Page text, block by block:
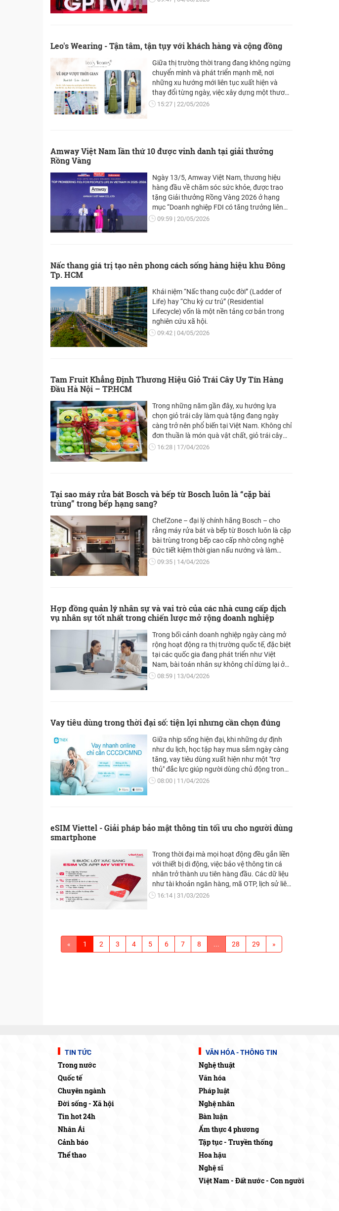
việc công bố.
Leo's Wearing - Tận tâm, tận tụy với khách hàng và cộng đồng
Giữa thị trường thời trang đang không ngừng
chuyển mình và phát triển mạnh mẽ, nơi
những xu hướng mới liên tục xuất hiện và
thay đổi từng ngày, việc xây dựng một thương
hiệu có thể tồn tại lâu dài chưa bao giờ là điều
15:27 22/05/2026
Amway Việt Nam lần thứ 10 được vinh danh tại giải thưởng
Rồng Vàng
Ngày 13/5, Amway Việt Nam, thương hiệu
hàng đầu về chăm sóc sức khỏe, được trao
tặng Giải thưởng Rồng Vàng 2026 ở hạng
mục “Doanh nghiệp FDI có tăng trưởng liên
tục và bền vững”. Đây là lần thứ 10 Amway
09:59 20/05/2026
Nấc thang giá trị tạo nên phong cách sống hàng hiệu khu Đông
Tp. HCM
Khái niệm “Nấc thang cuộc đời” (Ladder of
Life) hay “Chu kỳ cư trú” (Residential
Lifecycle) vốn là một nền tảng cơ bản trong
nghiên cứu xã hội.
09:42 04/05/2026
Tam Fruit Khẳng Định Thương Hiệu Giỏ Trái Cây Uy Tín Hàng
Đầu Hà Nội – TP.HCM
Trong những năm gần đây, xu hướng lựa
chọn giỏ trái cây làm quà tặng đang ngày
càng trở nên phổ biến tại Việt Nam. Không chỉ
đơn thuần là món quà vật chất, giỏ trái cây
còn mang ý nghĩa về sức khỏe, sự tinh tế và
16:28 17/04/2026
Tại sao máy rửa bát Bosch và bếp từ Bosch luôn là “cặp bài
trùng” trong bếp hạng sang?
ChefZone – đại lý chính hãng Bosch – cho
rằng máy rửa bát và bếp từ Bosch luôn là cặp
bài trùng trong bếp cao cấp nhờ công nghệ
Đức tiết kiệm thời gian nấu nướng và làm
sạch. ChefZone cung cấp đa dạng sản phẩm
09:35 14/04/2026
Hợp đồng quản lý nhân sự và vai trò của các nhà cung cấp dịch
vụ nhân sự tốt nhất trong chiến lược mở rộng doanh nghiệp
Trong bối cảnh doanh nghiệp ngày càng mở
rộng hoạt động ra thị trường quốc tế, đặc biệt
tại các quốc gia đang phát triển như Việt
Nam, bài toán nhân sự không chỉ dừng lại ở
tuyển dụng mà còn bao gồm quản lý, tuân thủ
hóa nguồn lực và giảm thiểu rủi ro.
08:59 13/04/2026
Vay tiêu dùng trong thời đại số: tiện lợi nhưng cần chọn đúng
Giữa nhịp sống hiện đại, khi những dự định
như du lịch, học tập hay mua sắm ngày càng
tăng, vay tiêu dùng xuất hiện như một "trợ
thủ" đắc lực giúp người dùng chủ động trong
mọi kế hoạch chi tiêu.
08:00 11/04/2026
eSIM Viettel - Giải pháp bảo mật thông tin tối ưu cho người dùng
smartphone
Trong thời đại mà mọi hoạt động đều gắn liền
với thiết bị di động, việc bảo vệ thông tin cá
nhân trở thành ưu tiên hàng đầu. Các dữ liệu
như tài khoản ngân hàng, mã OTP, lịch sử liên
lạc, danh tính số… đều được xác thực thông
phù hợp bởi công nghệ này mang đến mức độ
bảo mật cao hơn nhiều so với SIM vật lý
16:14 31/03/2026
« 1 2 3 4 5 6 7 8 ... 28 29 »
TIN TỨC
Trong nước
Quốc tế
Chuyên ngành
Đời sống - Xã hội
Tin hot 24h
Nhân Ái
Cảnh báo
Thể thao
VĂN HÓA - THÔNG TIN
Nghệ thuật
Văn hóa
Pháp luật
Nghệ nhân
Bàn luận
Ẩm thực 4 phương
Tập tục - Truyền thống
Hoa hậu
Nghệ sĩ
Việt Nam - Đất nước - Con người